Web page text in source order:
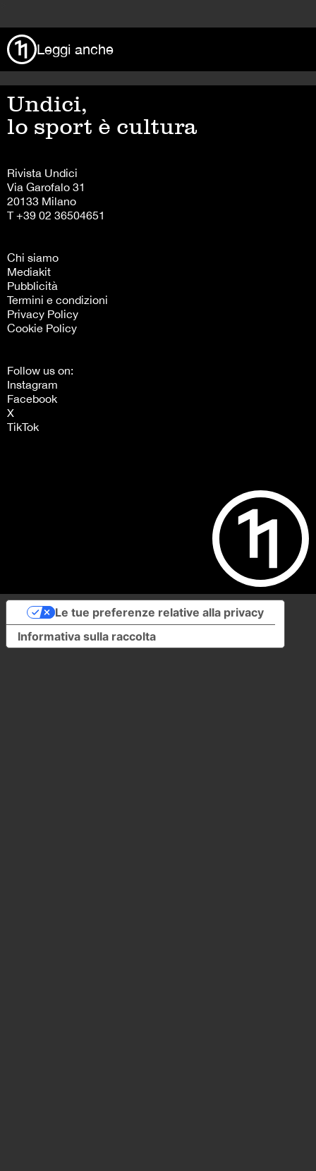
Leggi anche
Undici,
lo sport è cultura
Rivista Undici
Via Garofalo 31
20133 Milano
T +39 02 36504651
Chi siamo
Mediakit
Pubblicità
Termini e condizioni
Privacy Policy
Cookie Policy
Follow us on:
Instagram
Facebook
X
TikTok
Informativa sulla raccolta
Le tue preferenze relative alla privacy